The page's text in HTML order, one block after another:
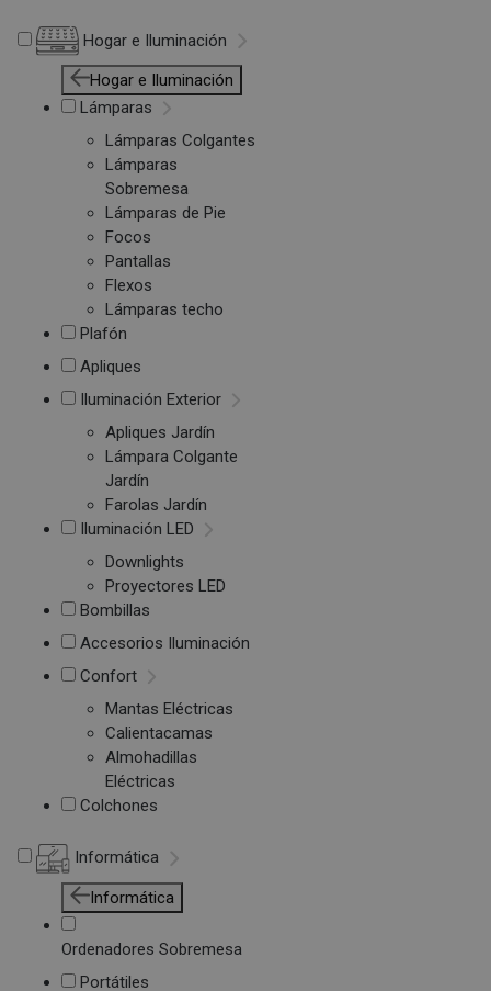
Hogar e Iluminación
Hogar e Iluminación
Lámparas
Lámparas Colgantes
Lámparas
Sobremesa
Lámparas de Pie
Focos
Pantallas
Flexos
Lámparas techo
Plafón
Apliques
Iluminación Exterior
Apliques Jardín
Lámpara Colgante
Jardín
Farolas Jardín
Iluminación LED
Downlights
Proyectores LED
Bombillas
Accesorios Iluminación
Confort
Mantas Eléctricas
Calientacamas
Almohadillas
Eléctricas
Colchones
Informática
Informática
Ordenadores Sobremesa
Portátiles